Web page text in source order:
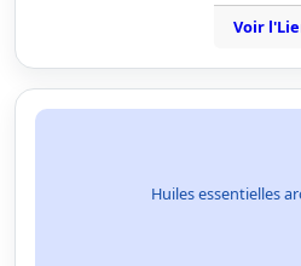
Voir
Huiles essentielles